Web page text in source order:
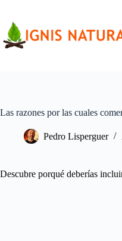
contenido
Las razones por las cuales
Pedro Lisperguer
Descubre porqué deberías